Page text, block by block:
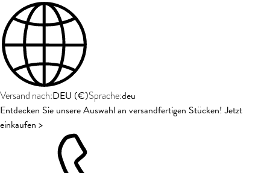
Versand nach:DEU (€)Sprache:deu
Entdecken Sie unsere Auswahl an versandfertigen Stücken! Jetzt
einkaufen >